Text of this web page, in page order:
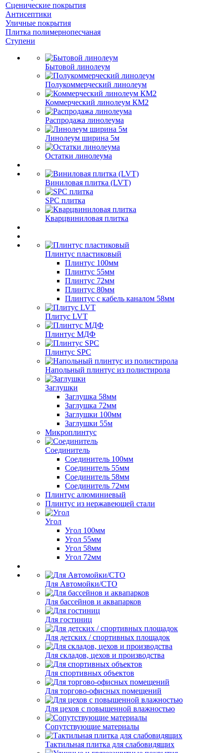
Сценические покрытия
Антисептики
Уличные покрытия
Плитка полимернопесчаная
Ступени
Бытовой линолеум
Полукоммерческий линолеум
Коммерческий линолеум КМ2
Распродажа линолеума
Линолеум ширина 5м
Остатки линолеума
Виниловая плитка (LVT)
SPC плитка
Кварцвиниловая плитка
Плинтус пластиковый
Плинтус 100мм
Плинтус 55мм
Плинтус 72мм
Плинтус 80мм
Плинтус с кабель каналом 58мм
Плитус LVT
Плинтус МДФ
Плинтус SPC
Напольный плинтус из полистирола
Заглушки
Заглушка 58мм
Заглушка 72мм
Заглушки 100мм
Заглушки 55м
Микроплинтус
Соединитель
Соединитель 100мм
Соединитель 55мм
Соединитель 58мм
Соединитель 72мм
Плинтус алюминиевый
Плинтус из нержавеющей стали
Угол
Угол 100мм
Угол 55мм
Угол 58мм
Угол 72мм
Для Автомойки/СТО
Для бассейнов и аквапарков
Для гостиниц
Для детских / спортивных площадок
Для складов, цехов и производства
Для спортивных объектов
Для торгово-офисных помещений
Для цехов с повышенной влажностью
Сопутствующие материалы
Тактильная плитка для слабовидящих